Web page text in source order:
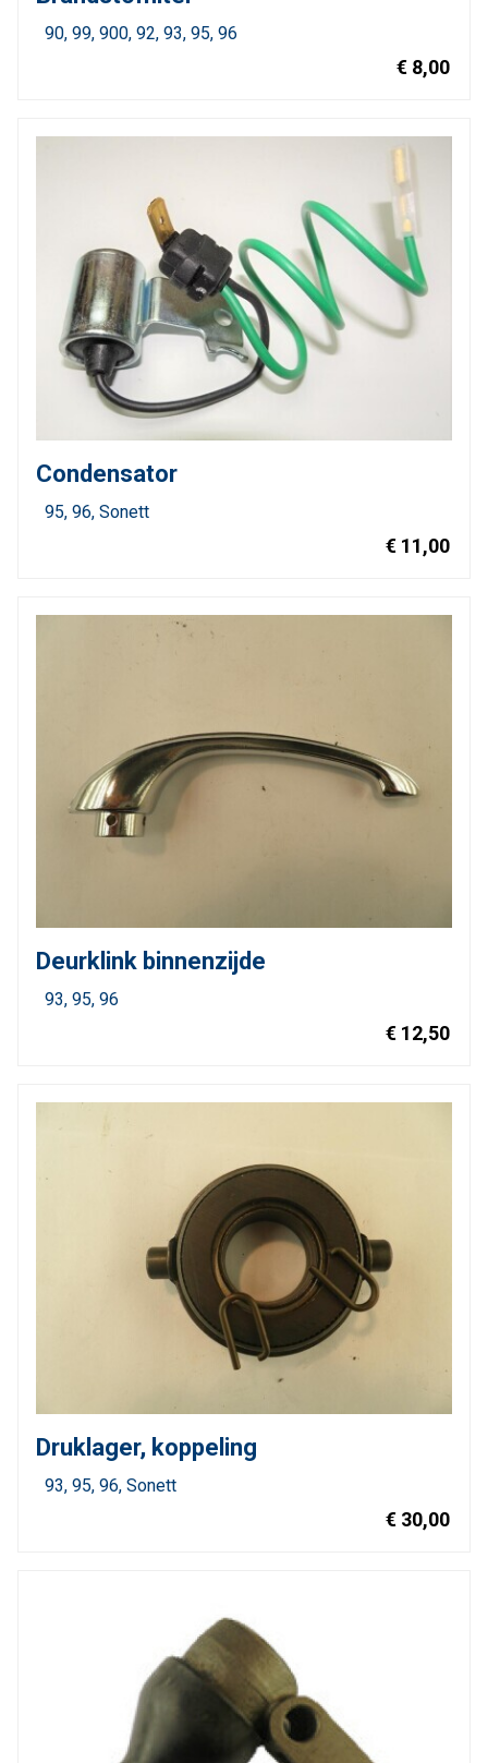
90 99 900 92 93 95 96
€ 8,00
Condensator
95 96 Sonett
€ 11,00
Deurklink binnenzijde
93 95 96
€ 12,50
Druklager, koppeling
93 95 96 Sonett
€ 30,00